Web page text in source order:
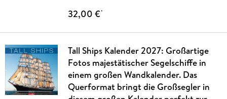
32,00 €*
Tall Ships Kalender 2027: Großartige
Fotos majestätischer Segelschiffe in
einem großen Wandkalender. Das
Querformat bringt die Großsegler in